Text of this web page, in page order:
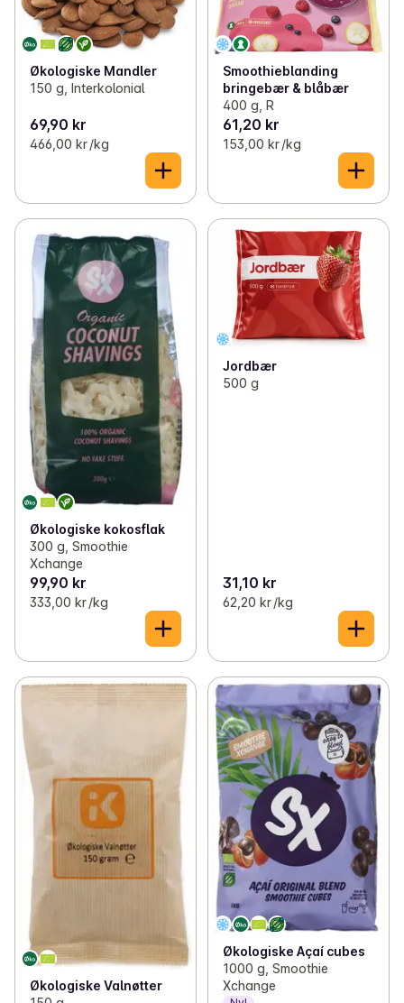
Økologiske Mandler
150 g, Interkolonial
69,90 kr
466,00 kr /kg
Smoothieblanding
bringebær & blåbær
400 g, R
61,20 kr
153,00 kr /kg
Økologiske kokosflak
300 g, Smoothie
Xchange
99,90 kr
333,00 kr /kg
Jordbær
500 g
31,10 kr
62,20 kr /kg
Økologiske Valnøtter
Økologiske Açaí cubes
1000 g, Smoothie
Xchange